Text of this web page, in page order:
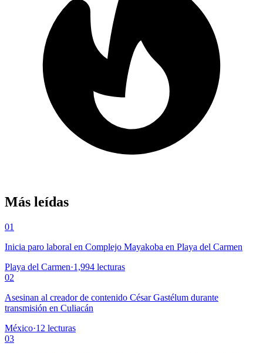
Más leídas
01
Inicia paro laboral en Complejo Mayakoba en Playa del Carmen
Playa del Carmen·1,994 lecturas
02
Asesinan al creador de contenido César Gastélum durante
transmisión en Culiacán
México·12 lecturas
03